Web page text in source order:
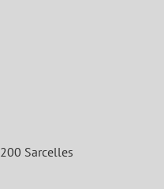
Sarcelles